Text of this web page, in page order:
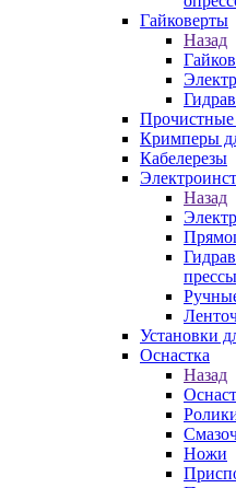
Гайковерты
Назад
Кримперы
Кабелерезы
Назад
прессы
Установки
Оснастка
Назад
Ножи